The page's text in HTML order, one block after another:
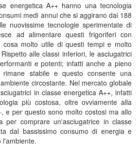
energetica A++ hanno una tecnologia
medi annui che si aggirano dai 188
nuovissime tecnologie sperimentate di
ad alimentare questi frigoriferi con
cosa molto utile di questi tempi e molto
alle classi inferiori, le asciugatrici
e potenti; infatti anche a pieno
stabile e questo consente una
circostante. Nel mercato globale
in classe energetica A++, infatti
più costosa, oltre ovviamente alla
e per questo sono molto costosi ma allo
per comprare un'asciugatrice in classe
dal bassissimo consumo di energia e
l'ambiente.